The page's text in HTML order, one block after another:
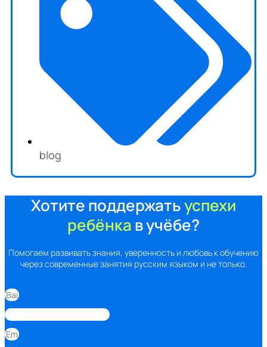
blog
Хотите поддержатьуспехи
ребёнкав учёбе?
Помогаем развивать знания, уверенность и любовь к обучению
через современные занятия русским языком и не только.